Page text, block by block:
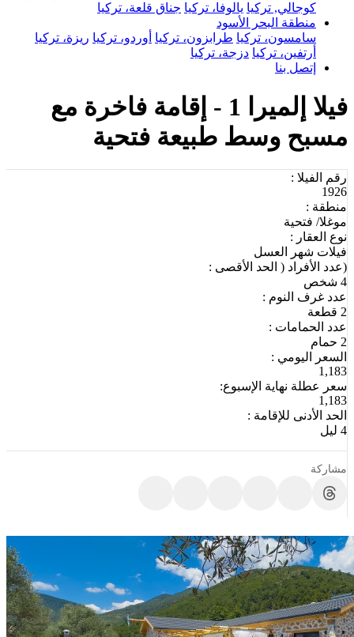
كوجالي, تركيا يالوفا، تركيا جناق قلعة، تركيا
منطقة البحر الأسود
سامسون، تركيا طرابزون، تركيا أوردو، تركيا ريزة، تركيا
أرتفين، تركيا دزجة، تركيا
إتصل بنا
فيلا إلميرا 1 - إقامة فاخرة مع
مسبح وسط طبيعة فتحية
رقم الفيلا :
1926
منطقة :
موغلا/ فتحية
نوع العقار :
فيلات شهر العسل
(عدد الأفراد ( الحد الأقصى :
4 شخص
عدد غرف النوم :
2 قطعة
عدد الحمامات :
2 حمام
السعر اليومي :
1,183
سعر عطلة نهاية الإسبوع:
1,183
الحد الأدنى للإقامة :
4 ليل
مشاركة